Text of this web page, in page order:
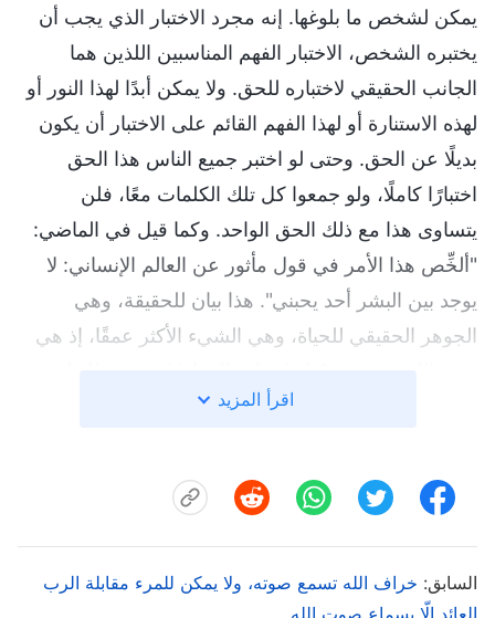
يمكن لشخص ما بلوغها. إنه مجرد الاختبار الذي يجب أن
يختبره الشخص، الاختبار الفهم المناسبين اللذين هما
الجانب الحقيقي لاختباره للحق. ولا يمكن أبدًا لهذا النور أو
لهذه الاستنارة أو لهذا الفهم القائم على الاختبار أن يكون
بديلًا عن الحق. وحتى لو اختبر جميع الناس هذا الحق
اختبارًا كاملًا، ولو جمعوا كل تلك الكلمات معًا، فلن
يتساوى هذا مع ذلك الحق الواحد. وكما قيل في الماضي:
"ألخِّص هذا الأمر في قول مأثور عن العالم الإنساني: لا
يوجد بين البشر أحد يحبني". هذا بيان للحقيقة، وهي
الجوهر الحقيقي للحياة، وهي الشيء الأكثر عمقًا، إذ هي
ثلاث سنوات، فستصل إلى فهم ضحل، وإذا اختبرت ذلك
فهمك بديلاً عن هذه العبارة التي تأتي من الحق. إذا
اختبرها شخص آخر لمدة عامين، فسيصل إلى قليل من
الفهم؛ أمَّا إذا اختبرها لمدة عشر سنوات، فسيتمتع بفهم
أعلى، وإذا اختبر ذلك مدى الحياة، فسوف يحظى بفهم
اقرأ المزيد
السابق: خراف الله تسمع صوته، ولا يمكن للمرء مقابلة الرب
العائد إلّا بسماع صوت الله